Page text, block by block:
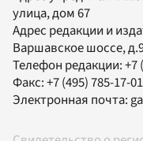
улица, дом 67
Адрес редакции и
Варшавское шоссе,
Телефон редакции:+7
Факс:+7 (495) 785-17-01
Электронная почта: